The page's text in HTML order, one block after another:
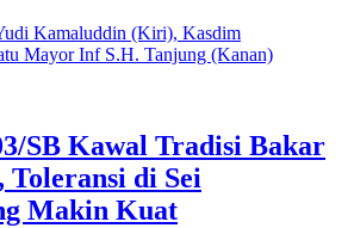
SB Kawal Tradisi Bakar
Toleransi di Sei
Makin Kuat